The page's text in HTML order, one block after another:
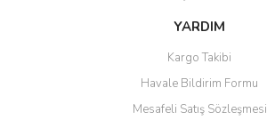
Ürün fiyatı diğer sitelerden daha pahalı.
YARDIM
Kargo Takibi
Havale Bildirim Formu
Mesafeli Satış Sözleşmesi